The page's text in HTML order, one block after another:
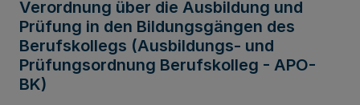
Verordnung über die Ausbildung und
Prüfung in den Bildungsgängen des
Berufskollegs (Ausbildungs- und
Prüfungsordnung Berufskolleg - APO-
BK)